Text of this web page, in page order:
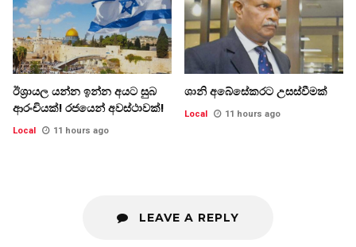
ඊශ්‍රායල යන්න ඉන්න අයට සුබ
ආරංචියක්! ‍රජයෙන් අවස්ථාවක්!
Local 11 hours ago
ශානි අබේසේකරට උසස්වීමක්
Local 11 hours ago
LEAVE A REPLY